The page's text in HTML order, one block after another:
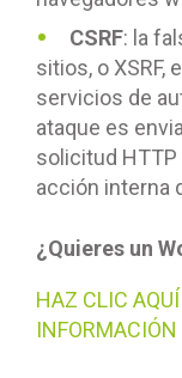
CSRF: la
sitios, o XSRF,
servicios de
ataque es
solicitud HTTP
acción interna
¿Quieres un
HAZ CLIC
INFORMACIÓN